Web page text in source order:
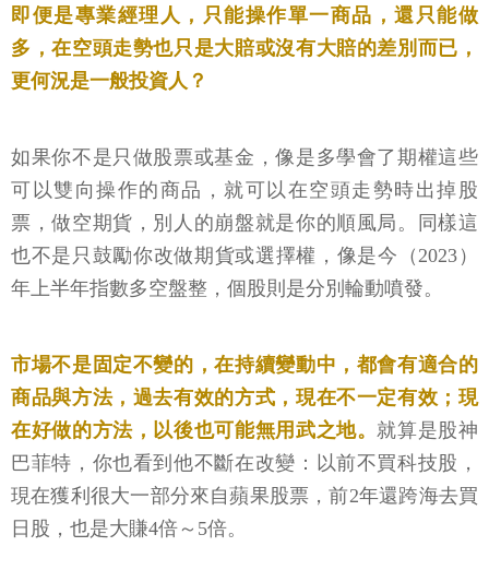
即便是專業經理人，只能操作單一商品，還只能做
多，在空頭走勢也只是大賠或沒有大賠的差別而已，
更何況是一般投資人？
如果你不是只做股票或基金，像是多學會了期權這些
可以雙向操作的商品，就可以在空頭走勢時出掉股
票，做空期貨，別人的崩盤就是你的順風局。同樣這
也不是只鼓勵你改做期貨或選擇權，像是今（2023）
年上半年指數多空盤整，個股則是分別輪動噴發。
市場不是固定不變的，在持續變動中，都會有適合的
商品與方法，過去有效的方式，現在不一定有效；現
在好做的方法，以後也可能無用武之地。就算是股神
巴菲特，你也看到他不斷在改變：以前不買科技股，
現在獲利很大一部分來自蘋果股票，前2年還跨海去買
日股，也是大賺4倍～5倍。